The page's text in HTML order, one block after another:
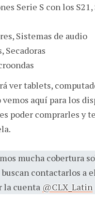
Serie S con los S21,
Sistemas de audio
Secadoras
ver tablets,
aquí para los
poder comprarles y
mucha cobertura
contactarlos a
la cuenta@CLX_Latin